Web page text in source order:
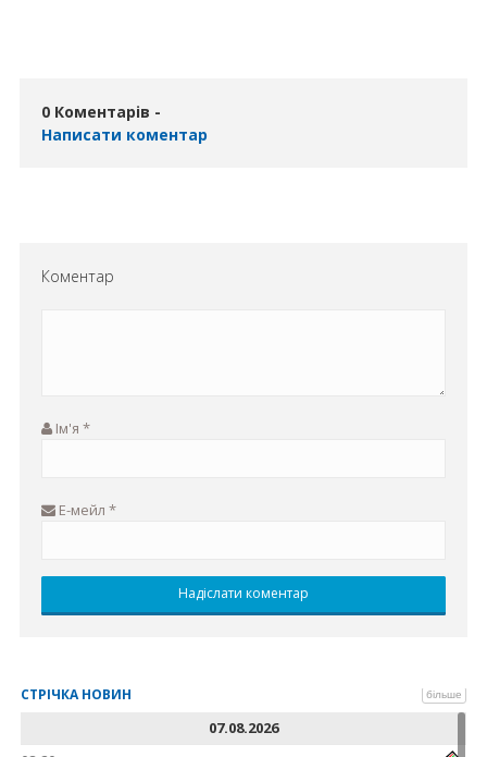
0 Коментарів -
Написати коментар
Коментар
Ім'я *
Е-мейл *
СТРІЧКА НОВИН більше
07.08.2026